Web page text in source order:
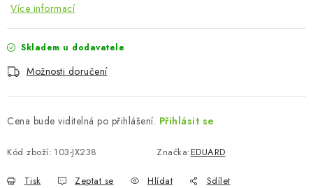
Více informací
Skladem u dodavatele
Možnosti doručení
Cena bude viditelná po přihlášení. Přihlásit se
Kód zboží: 103-JX238 Značka:EDUARD
Tisk Zeptat se Hlídat Sdílet